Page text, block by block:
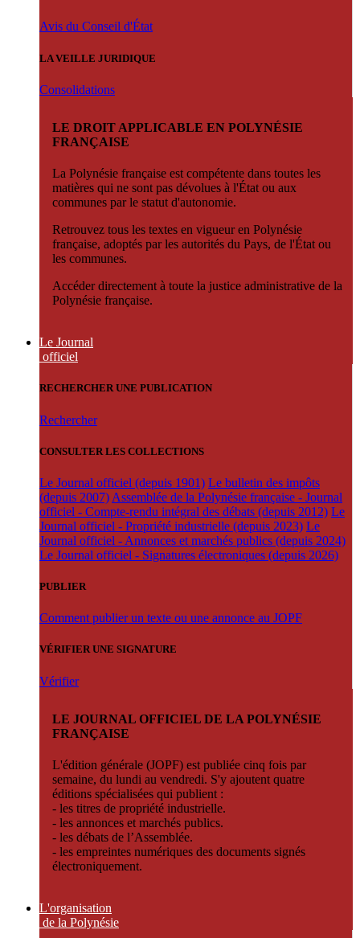
Avis du Conseil d'État
LA VEILLE JURIDIQUE
Consolidations
LE DROIT APPLICABLE EN POLYNÉSIE
FRANÇAISE
La Polynésie française est compétente dans toutes les
matières qui ne sont pas dévolues à l'État ou aux
communes par le statut d'autonomie.
Retrouvez tous les textes en vigueur en Polynésie
française, adoptés par les autorités du Pays, de l'État ou
les communes.
Accéder directement à toute la justice administrative de la
Polynésie française.
Le Journal
officiel
RECHERCHER UNE PUBLICATION
Rechercher
CONSULTER LES COLLECTIONS
Le Journal officiel (depuis 1901) Le bulletin des impôts
(depuis 2007) Assemblée de la Polynésie française - Journal
officiel - Compte-rendu intégral des débats (depuis 2012) Le
Journal officiel - Propriété industrielle (depuis 2023) Le
Journal officiel - Annonces et marchés publics (depuis 2024)
Le Journal officiel - Signatures électroniques (depuis 2026)
PUBLIER
Comment publier un texte ou une annonce au JOPF
VÉRIFIER UNE SIGNATURE
Vérifier
LE JOURNAL OFFICIEL DE LA POLYNÉSIE
FRANÇAISE
L'édition générale (JOPF) est publiée cinq fois par
semaine, du lundi au vendredi. S'y ajoutent quatre
éditions spécialisées qui publient :
- les titres de propriété industrielle.
- les annonces et marchés publics.
- les débats de l’Assemblée.
- les empreintes numériques des documents signés
électroniquement.
L'organisation
de la Polynésie